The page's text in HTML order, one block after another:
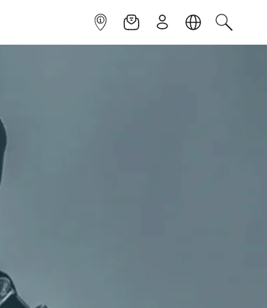
INFOPOINTNEWSLETTER
ISCRIVITILINGUACERCA